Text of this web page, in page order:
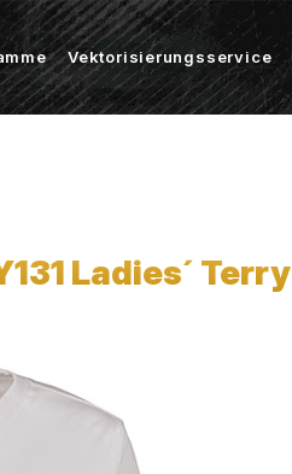
Vektorisierungsservice
Ladies´